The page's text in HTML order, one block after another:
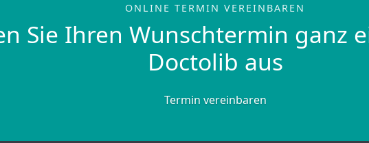
ONLINE TERMIN VEREINBAREN
Sie Ihren Wunschtermin ganz
Doctolib aus
Termin vereinbaren